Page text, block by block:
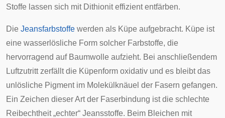
Stoffe lassen sich mit Dithionit effizient entfärben.
Die Jeansfarbstoffe werden als Küpe aufgebracht. Küpe ist
eine wasserlösliche Form solcher Farbstoffe, die
hervorragend auf Baumwolle aufzieht. Bei anschließendem
Luftzutritt zerfällt die Küpenform oxidativ und es bleibt das
unlösliche Pigment im Molekülknäuel der Fasern gefangen.
Ein Zeichen dieser Art der Faserbindung ist die schlechte
Reibechtheit„echter“ Jeansstoffe. Beim Bleichen mit